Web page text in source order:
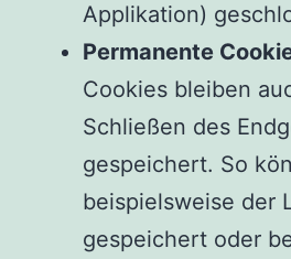
Applikation)
Permanente
Cookies bleiben
Schließen des
gespeichert. So
beispielsweise der
gespeichert oder